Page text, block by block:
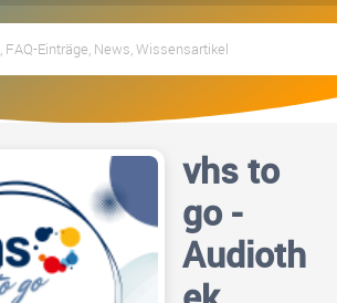
vhs to
go -
Audioth